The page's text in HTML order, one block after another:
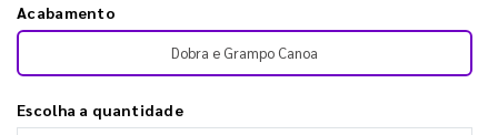
Acabamento
Dobra e Grampo Canoa
Escolha a quantidade